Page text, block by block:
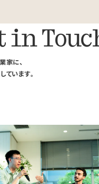
in
家に、
ています。